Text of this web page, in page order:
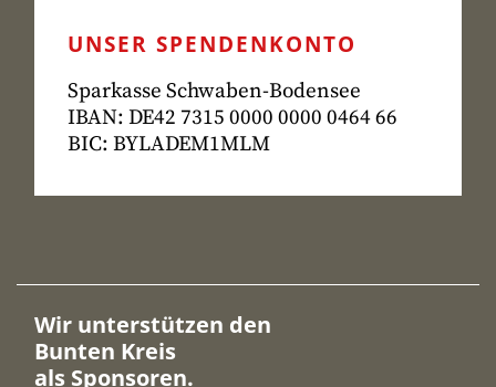
UNSER SPENDENKONTO
Sparkasse Schwaben-Bodensee
IBAN: DE42 7315 0000 0000 0464 66
BIC: BYLADEM1MLM
Wir unterstützen den
Bunten Kreis
als Sponsoren.